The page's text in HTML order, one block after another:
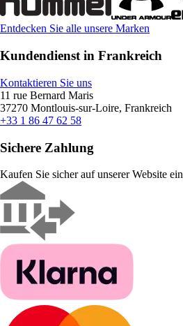
Entdecken Sie alle unsere Marken
Kundendienst in Frankreich
Kontaktieren Sie uns
11 rue Bernard Maris
37270 Montlouis-sur-Loire, Frankreich
+33 1 86 47 62 58
Sichere Zahlung
Kaufen Sie sicher auf unserer Website ein